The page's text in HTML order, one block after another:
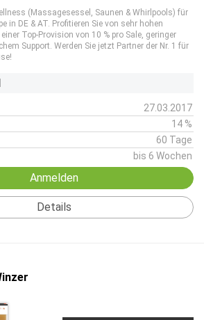
(Massagesessel, Saunen & Whirlpools) für
in DE & AT. Profitieren Sie von sehr hohen
Top-Provision von 10 % pro Sale, geringer
Support. Werden Sie jetzt Partner der Nr. 1 für
27.03.2017
14 %
60 Tage
bis 6 Wochen
Anmelden
Details